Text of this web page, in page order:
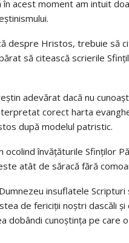
în acest moment am intuit
despre Hristos, trebuie să
să citească scrierile
adevărat dacă nu
corect harta
după modelul patristic.
ocolind învăţăturile Sfinţilor
atât de săracă fără
insuflatele
de fericiţii noştri dascăli
dobândi cunoştinţa pe care